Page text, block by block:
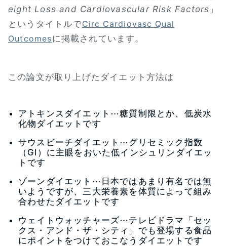
eight Loss and Cardiovascular Risk Factors 」
というタイトルでCirc Cardiovasc Qual
Outcomesに掲載されています。
この論文が取り上げたダイエット方法は
アトキンスダイエット⋯糖質制限とか、低炭水
化物ダイエットです
サウスビーチダイエット⋯グリセミック指数
（GI）に主眼をおいた低インシュリンダイエッ
トです
ゾーンダイエット⋯日本ではあまり有名では無
いようですが、三大栄養素を体質によって組み
合わせたダイエットです
ウェイトウォッチャーズ⋯テレビドラマ「セッ
クス・アンド・ザ・シティ」でも登場する食品
にポイントをつけておこなうダイエットです